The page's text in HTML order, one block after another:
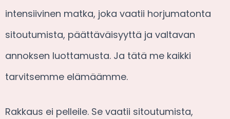
intensiivinen matka, joka vaatii horjumatonta
sitoutumista, päättäväisyyttä ja valtavan
annoksen luottamusta. Ja tätä me kaikki
tarvitsemme elämäämme.
Rakkaus ei pelleile. Se vaatii sitoutumista,